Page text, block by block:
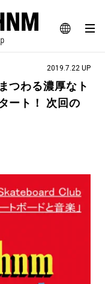
JA
EN
SNAP
タイルWEBマガジン
図鑑
JOURNAL
2019.7.22 UP
つわる濃厚なト
ート！ 次回の